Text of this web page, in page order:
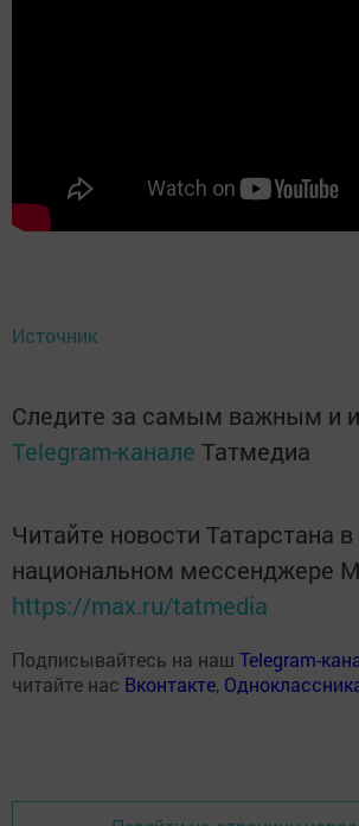
Источник
Следите за самым важным и
Telegram-канале Татмедиа
Читайте новости Татарстана в
национальном мессенджере
https://max.ru/tatmedia
Подписывайтесь на наш Telegram-
читайте нас Вконтакте,